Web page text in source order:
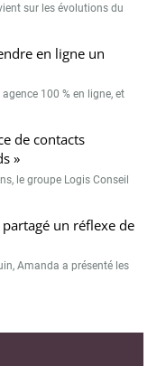
sur les évolutions du
en ligne un
100 % en ligne, et
de contacts
»
le groupe Logis Conseil
un réflexe de
Amanda a présenté les